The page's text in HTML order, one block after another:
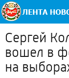
Сергей
вошел в
на